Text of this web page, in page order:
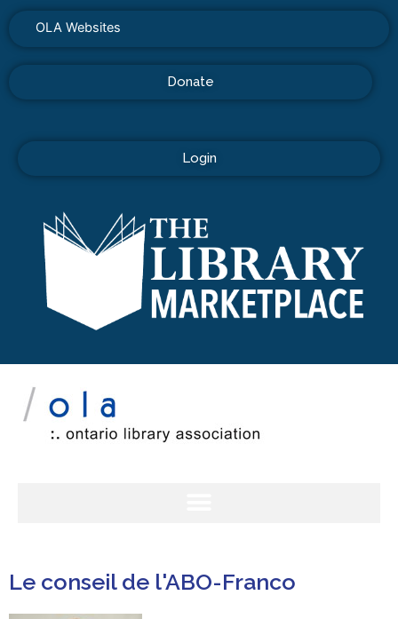
OLA Websites
Donate
Login
Le conseil de l'ABO-Franco